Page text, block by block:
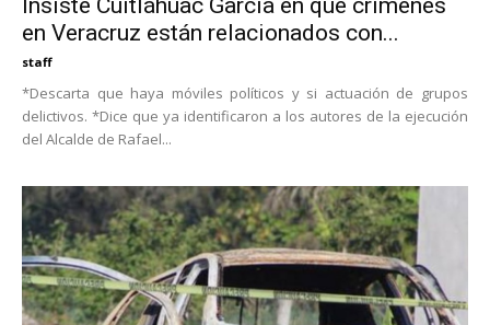
Insiste Cuitláhuac García en que crímenes
en Veracruz están relacionados con...
staff
*Descarta que haya móviles políticos y si actuación de grupos
delictivos. *Dice que ya identificaron a los autores de la ejecución
del Alcalde de Rafael...